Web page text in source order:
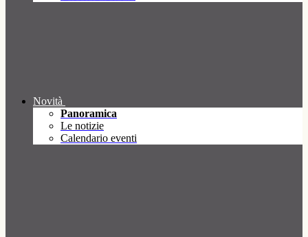
Novità
Panoramica
Le notizie
Calendario eventi